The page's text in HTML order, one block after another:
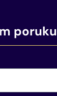
poruku